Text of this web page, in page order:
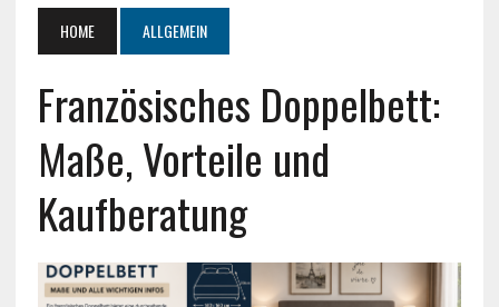
HOME ALLGEMEIN
Französisches Doppelbett:
Maße, Vorteile und
Kaufberatung